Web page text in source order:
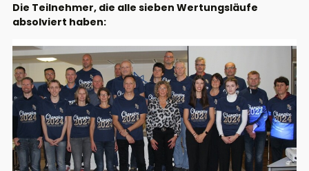
Die Teilnehmer, die alle sieben Wertungsläufe
absolviert haben: